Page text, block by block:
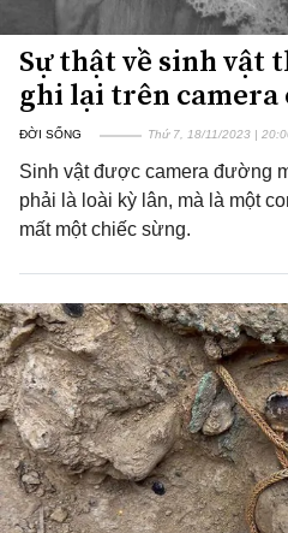
Sự thật về sinh vật
ghi lại trên camera
ĐỜI SỐNG Thứ 7, 18/11/2023 |
Sinh vật được camera đường
phải là loài kỳ lân, mà là một
mất một chiếc sừng.